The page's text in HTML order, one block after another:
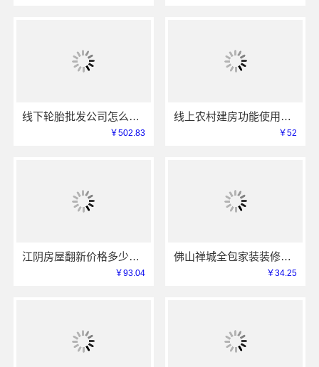
线下轮胎批发公司怎么做？湖北省腾冠畅实业贸易有限公司
￥502.83
线上农村建房功能使用中蓝建投北京建设有限公司四川
￥52
江阴房屋翻新价格多少？无锡亿莱居装饰工程材料有限公司全屋定制
￥93.04
佛山禅城全包家装装修，雅居美家源头模式一站搞定
￥34.25